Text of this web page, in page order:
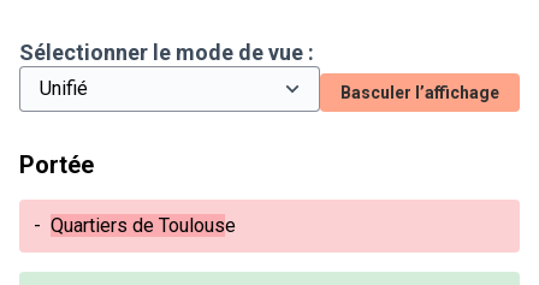
Sélectionner le mode de vue :
Basculer l’affichage
Portée
- Quartiers de Toulouse